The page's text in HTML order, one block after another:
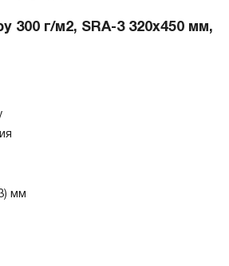
300 г/м2, SRA-3 320x450 мм,
мм